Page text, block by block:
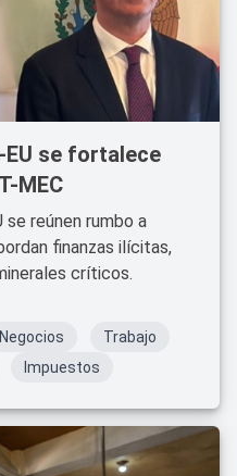
se fortalece
MEC
se reúnen rumbo a
finanzas ilícitas,
críticos.
Negocios
Trabajo
Impuestos